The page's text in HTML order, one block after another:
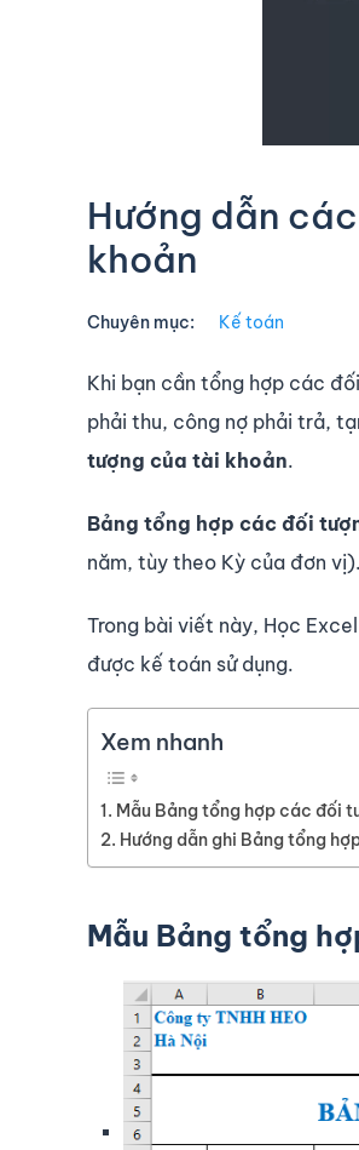
Hướng dẫn
khoản
Chuyên mục: Kế toán
Khi bạn cần tổng hợp các
phải thu, công nợ phải trả,
tượng của tài khoản.
Bảng tổng hợp các đối
năm, tùy theo Kỳ của đơn vị).
Trong bài viết này, Học
được kế toán sử dụng.
Xem nhanh
Mẫu Bảng tổng hợp các đối
Hướng dẫn ghi Bảng tổng
Mẫu Bảng tổng